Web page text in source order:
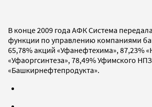
В конце 2009 года АФК Система
функции по управлению компаниями
65,78% акций «Уфанефтехима», 87,23%
«Уфаоргсинтеза», 78,49% Уфимского
«Башкирнефтепродукта».